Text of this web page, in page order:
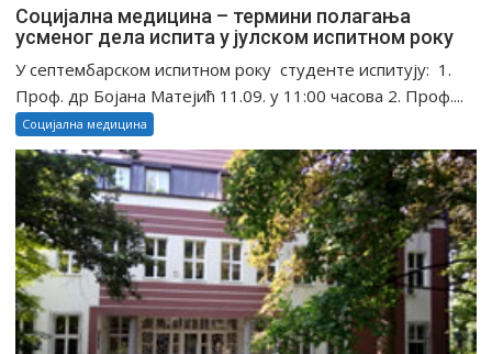
Социјална медицина – термини полагања
усменог дела испита у јулском испитном року
У септембарском испитном року студенте испитују: 1.
Проф. др Бојана Матејић 11.09. у 11:00 часова 2. Проф....
Социјална медицина